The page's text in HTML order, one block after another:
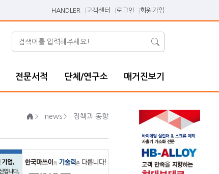
HANDLER 고객센터 로그인 회원가입
전문서적 단체/연구소 매거진보기
news 정책과 동향